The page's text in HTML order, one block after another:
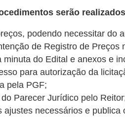
serão
podendo necessitar do
de Registro de Preços
minuta do Edital e anexos e
para autorização da
pela PGF;
Parecer Jurídico pelo
ajustes necessários e publica